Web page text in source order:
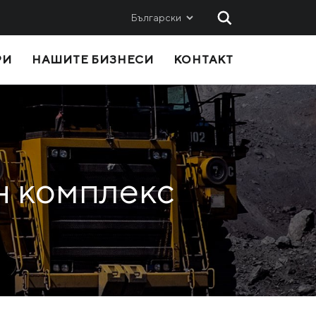
Metinvest SMC
Metinvest International SA
Metinvest Polska
Български
НАШИТЕ БИЗНЕСИ КОНТАКТ
комплекс